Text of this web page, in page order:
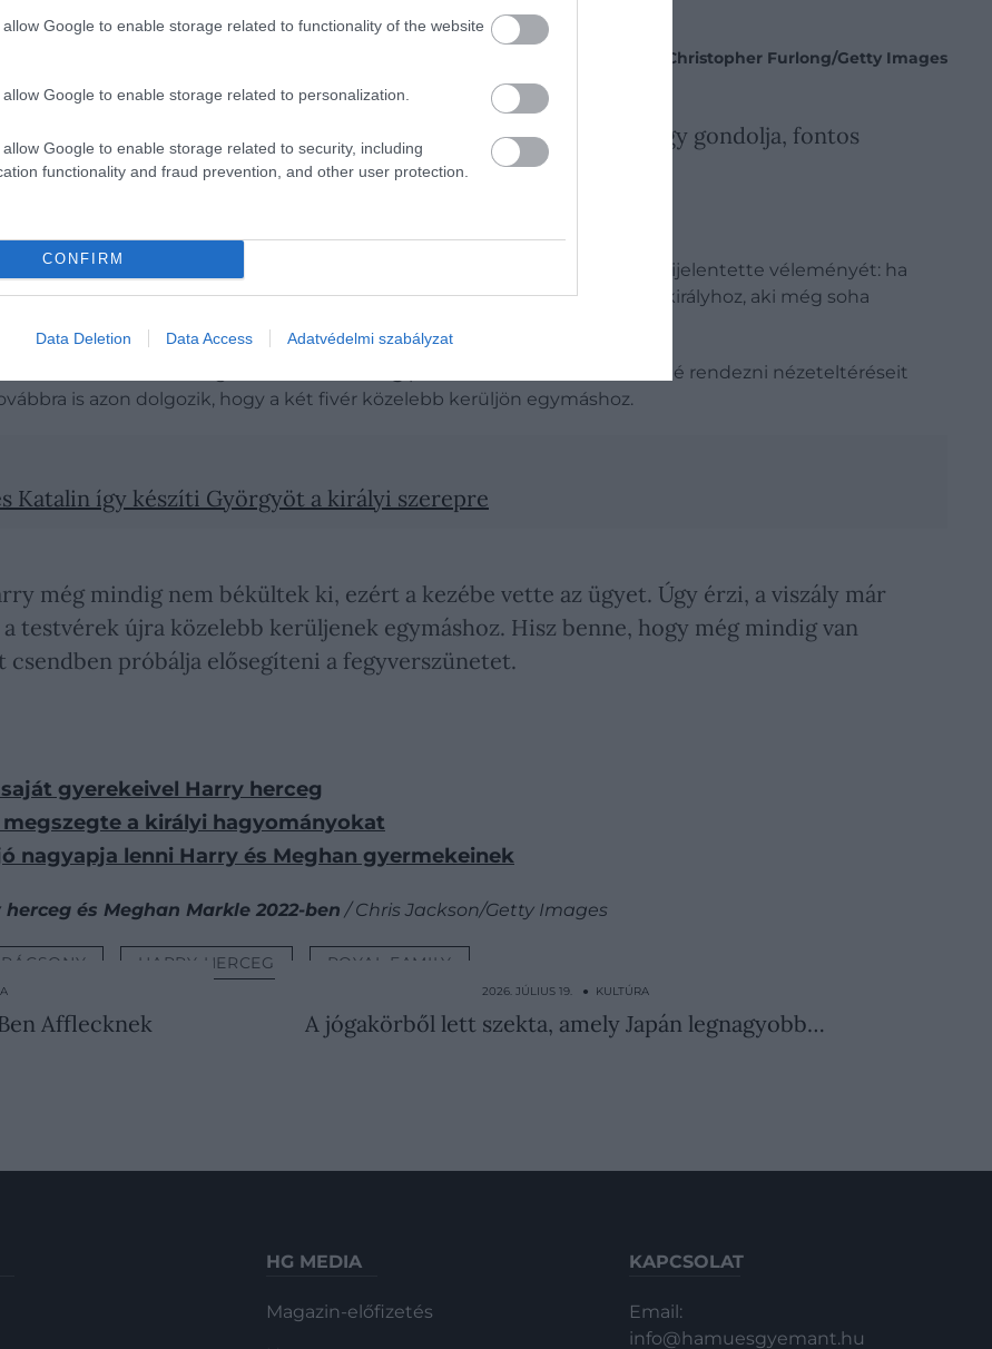
allow Google to enable storage related to functionality of the website
Google to enable storage related to personalization.
Google to enable storage related to security, including
functionality and fraud prevention, and other user protection.
CONFIRM
Data Deletion Data Access Adatvédelmi szabályzat
Christopher Furlong/Getty Images
hazatér karácsonyra. Érti, hogy nagy rajta a nyomás, de úgy gondolja, fontos
jelen legyen
szerint a hercegné magánbeszélgetéseik során egyértelműen kijelentette véleményét: ha
az első lépést. Szerinte a legjobb az lenne, ha elvinné a gyerekeit a királyhoz, aki még soha
béke követeként emlegetik.
például továbbra sem szeretné rendezni nézeteltéréseit
is azon dolgozik, hogy a két fivér közelebb kerüljön egymáshoz.
Katalin így készíti Györgyöt a királyi szerepre
még mindig nem békültek ki, ezért a kezébe vette az ügyet. Úgy érzi, a viszály már
testvérek újra közelebb kerüljenek egymáshoz. Hisz benne, hogy még mindig van
csendben próbálja elősegíteni a fegyverszünetet.
gyerekeivel Harry herceg
a királyi hagyományokat
nagyapja lenni Harry és Meghan gyermekeinek
és Meghan Markle 2022-ben / Chris Jackson/Getty Images
HARRY HERCEG ROYAL FAMILY
Afflecknek
2026. JÚLIUS 19. ● KULTÚRA
A jógakörből lett szekta, amely Japán legnagyobb…
HG MEDIA
Magazin-előfizetés
KAPCSOLAT
Email:
info@hamuesgyemant.hu